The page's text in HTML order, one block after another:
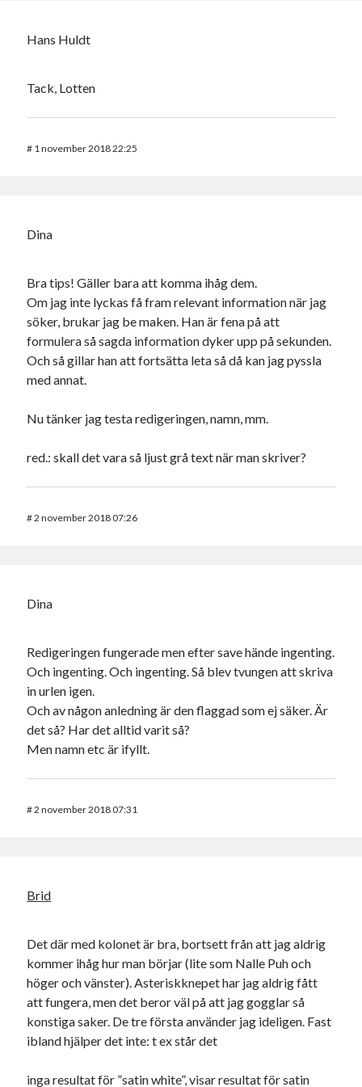
Hans Huldt
Tack, Lotten
# 1 november 2018 22:25
Dina
Bra tips! Gäller bara att komma ihåg dem.
Om jag inte lyckas få fram relevant information när jag
söker, brukar jag be maken. Han är fena på att
formulera så sagda information dyker upp på sekunden.
Och så gillar han att fortsätta leta så då kan jag pyssla
med annat.
Nu tänker jag testa redigeringen, namn, mm.
red.: skall det vara så ljust grå text när man skriver?
#2 november 2018 07:26
Dina
Redigeringen fungerade men efter save hände ingenting.
Och ingenting. Och ingenting. Så blev tvungen att skriva
in urlen igen.
Och av någon anledning är den flaggad som ej säker. Är
det så? Har det alltid varit så?
Men namn etc är ifyllt.
#2 november 2018 07:31
Brid
Det där med kolonet är bra, bortsett från att jag aldrig
kommer ihåg hur man börjar (lite som Nalle Puh och
höger och vänster). Asteriskknepet har jag aldrig fått
att fungera, men det beror väl på att jag gogglar så
konstiga saker. De tre första använder jag ideligen. Fast
ibland hjälper det inte: t ex står det
inga resultat för ”satin white”, visar resultat för satin